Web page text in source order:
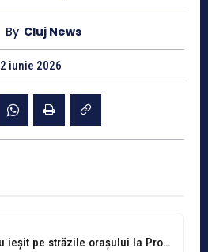
By Cluj News
2 iunie 2026
Mii de clujeni au ieșit pe străzile orașului la Procesiunea de Rusalii!...